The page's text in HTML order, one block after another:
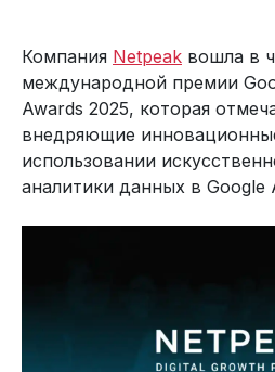
Компания Netpeak вошла в
международной премии
Awards 2025, которая
внедряющие
использовании
аналитики данных в Google